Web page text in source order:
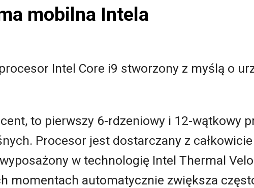
mobilna Intela
Intel Core i9 stworzony z myślą o
to pierwszy 6-rdzeniowy i 12-wątkowy
Procesor jest dostarczany z
w technologię Intel Thermal
momentach automatycznie zwiększa